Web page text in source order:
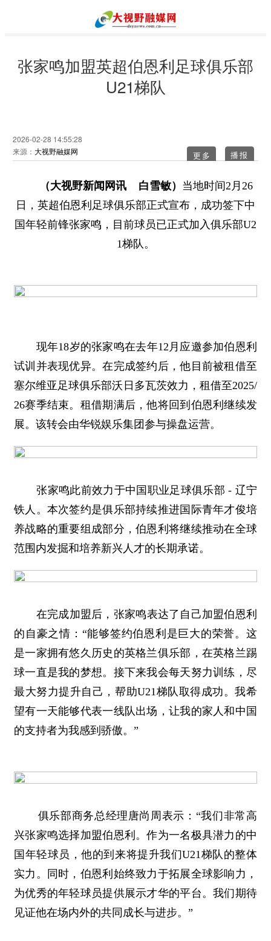
张家鸣加盟英超伯恩利足球俱乐部
U21梯队
2026-02-28 14:55:28
来源： 大视野融媒网 更多
（大视野新闻网讯 白雪敏） 当地时间2月26
日，英超伯恩利足球俱乐部正式宣布，成功签下中
国年轻前锋张家鸣，目前球员已正式加入俱乐部U2
1梯队。
现年18岁的张家鸣在去年12月应邀参加伯恩利
试训并表现优异。在完成签约后，他目前被租借至
塞尔维亚足球俱乐部沃日多瓦茨效力，租借至2025/
26赛季结束。租借期满后，他将回到伯恩利继续发
展。该转会由华锐娱乐集团参与操盘运营。
张家鸣此前效力于中国职业足球俱乐部 - 辽宁
铁人。本次签约是俱乐部持续推进国际青年才俊培
养战略的重要组成部分，伯恩利将继续推动在全球
范围内发掘和培养新兴人才的长期承诺。
在完成加盟后，张家鸣表达了自己加盟伯恩利
的自豪之情：“能够签约伯恩利是巨大的荣誉。这
是一家拥有悠久历史的英格兰俱乐部，在英格兰踢
球一直是我的梦想。接下来我会每天努力训练，尽
最大努力提升自己，帮助U21梯队取得成功。我希
望有一天能够代表一线队出场，让我的家人和中国
的支持者为我感到骄傲。”
俱乐部商务总经理唐尚周表示：“我们非常高
兴张家鸣选择加盟伯恩利。作为一名极具潜力的中
国年轻球员，他的到来将提升我们U21梯队的整体
实力。同时，伯恩利始终致力于拓展全球影响力，
为优秀的年轻球员提供展示才华的平台。我们期待
见证他在场内外的共同成长与进步。”